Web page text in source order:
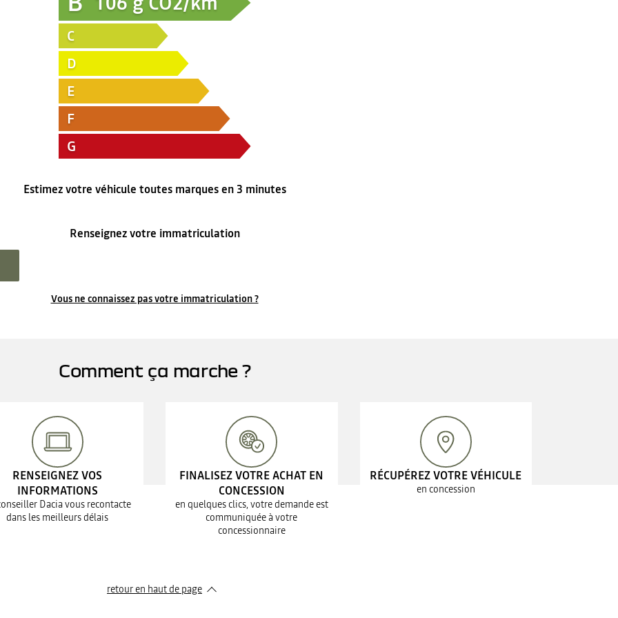
C
D
E
F
G
Estimez votre véhicule toutes marques en 3 minutes
Renseignez votre immatriculation
Vous ne connaissez pas votre immatriculation ?
Comment ça marche ?
RENSEIGNEZ VOS
INFORMATIONS
Dacia vous recontacte
dans les meilleurs délais
FINALISEZ VOTRE ACHAT EN
CONCESSION
en quelques clics, votre demande est
communiquée à votre
concessionnaire
RÉCUPÉREZ VOTRE VÉHICULE
en concession
retour en haut de page​